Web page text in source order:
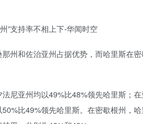
州和佐治亚州占据优势，而哈里斯在
尼亚州均以49%比48%领先哈里斯；
比49%领先哈里斯。在密歇根州，